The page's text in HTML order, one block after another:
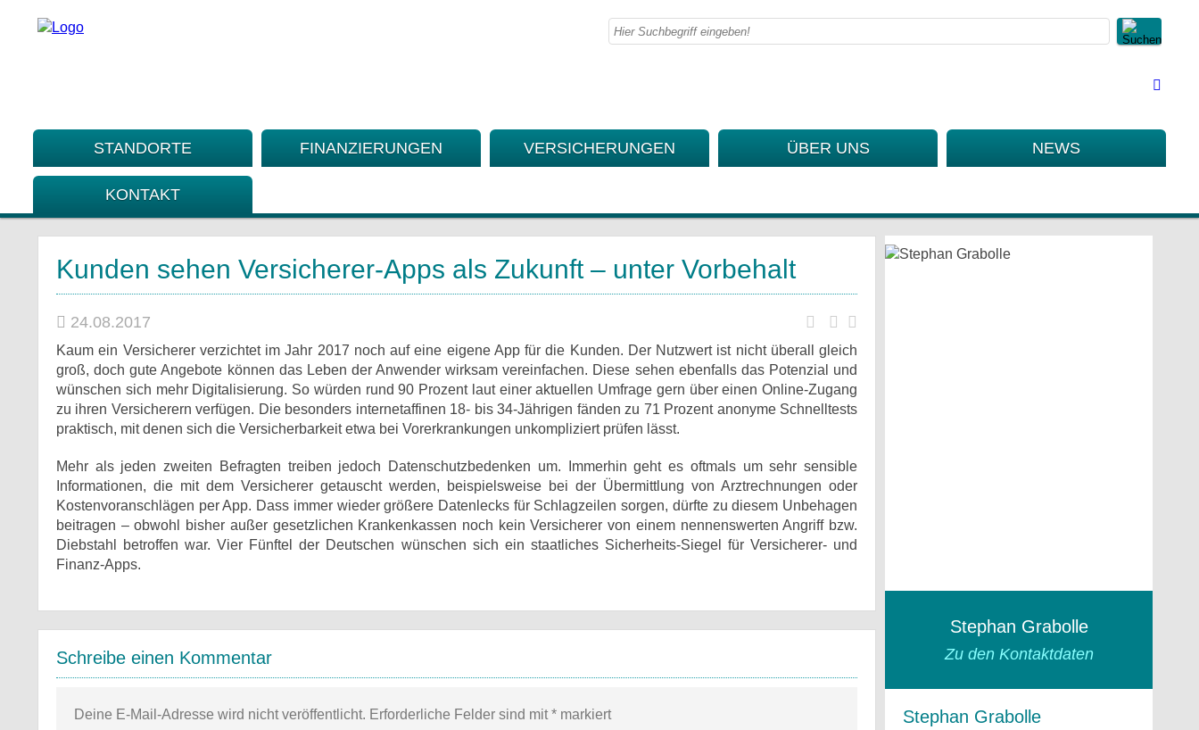
STANDORTE FINANZIERUNGEN VERSICHERUNGEN ÜBER UNS NEWS
KONTAKT
Stephan Grabolle
Zu den Kontaktdaten
Stephan Grabolle
Kunden sehen Versicherer-Apps als Zukunft – unter Vorbehalt
24.08.2017
Kaum ein Versicherer verzichtet im Jahr 2017 noch auf eine eigene App für die Kunden. Der Nutzwert ist nicht überall gleich
groß, doch gute Angebote können das Leben der Anwender wirksam vereinfachen. Diese sehen ebenfalls das Potenzial und
wünschen sich mehr Digitalisierung. So würden rund 90 Prozent laut einer aktuellen Umfrage gern über einen Online-Zugang
zu ihren Versicherern verfügen. Die besonders internetaffinen 18- bis 34-Jährigen fänden zu 71 Prozent anonyme Schnelltests
praktisch, mit denen sich die Versicherbarkeit etwa bei Vorerkrankungen unkompliziert prüfen lässt.
Mehr als jeden zweiten Befragten treiben jedoch Datenschutzbedenken um. Immerhin geht es oftmals um sehr sensible
Informationen, die mit dem Versicherer getauscht werden, beispielsweise bei der Übermittlung von Arztrechnungen oder
Kostenvoranschlägen per App. Dass immer wieder größere Datenlecks für Schlagzeilen sorgen, dürfte zu diesem Unbehagen
beitragen – obwohl bisher außer gesetzlichen Krankenkassen noch kein Versicherer von einem nennenswerten Angriff bzw.
Diebstahl betroffen war. Vier Fünftel der Deutschen wünschen sich ein staatliches Sicherheits-Siegel für Versicherer- und
Finanz-Apps.
Schreibe einen Kommentar
Deine E-Mail-Adresse wird nicht veröffentlicht. Erforderliche Felder sind mit* markiert